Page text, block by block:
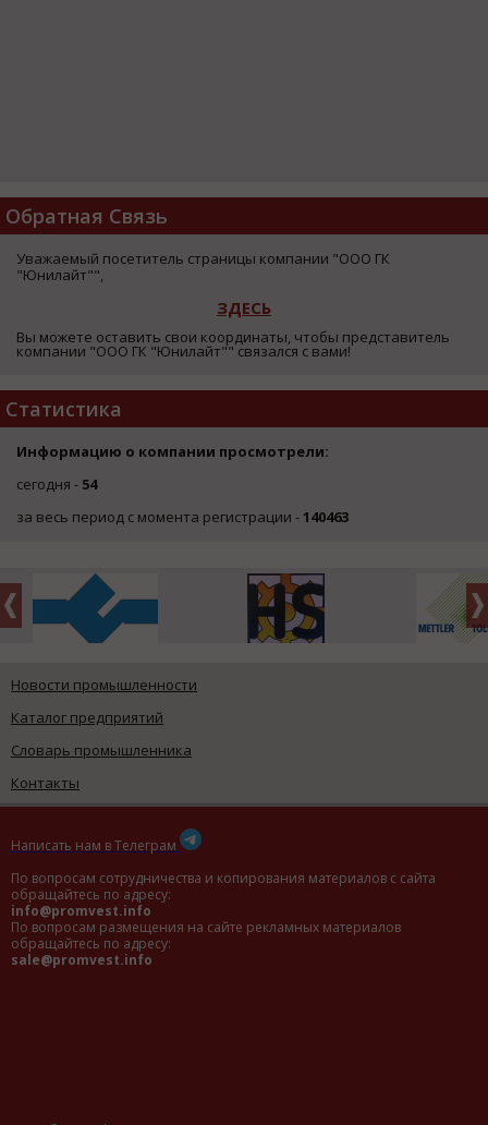
Обратная Связь
Уважаемый посетитель страницы компании "ООО ГК
"Юнилайт"",
ЗДЕСЬ
Вы можете оставить свои координаты, чтобы представитель
компании "ООО ГК "Юнилайт"" связался с вами!
Статистика
Информацию о компании просмотрели:
сегодня - 54
за весь период с момента регистрации -140463
Новости промышленности
Каталог предприятий
Словарь промышленника
Контакты
Написать нам в Телеграм
По вопросам сотрудничества и копирования материалов с сайта
обращайтесь по адресу:
info@promvest.info
По вопросам размещения на сайте рекламных материалов
обращайтесь по адресу:
sale@promvest.info